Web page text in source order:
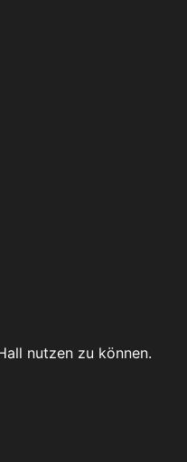
nutzen zu können.